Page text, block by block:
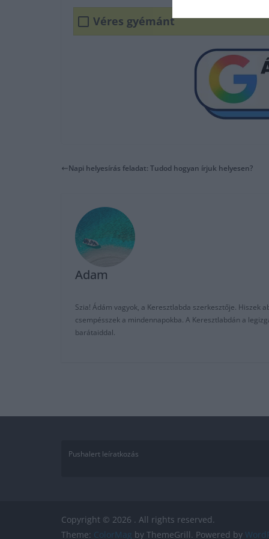
Véres gyémánt
Napi helyesírás feladat: Tudod hogyan írjuk helyesen?
Adam
Szia! Ádám vagyok, a Keresztlabda szerkesztője.
csempésszek a mindennapokba. A Keresztlabdán a
barátaiddal.
Pushalert leíratkozás
Copyright © 2026 . All rights reserved.
Theme: ColorMag by ThemeGrill. Powered by